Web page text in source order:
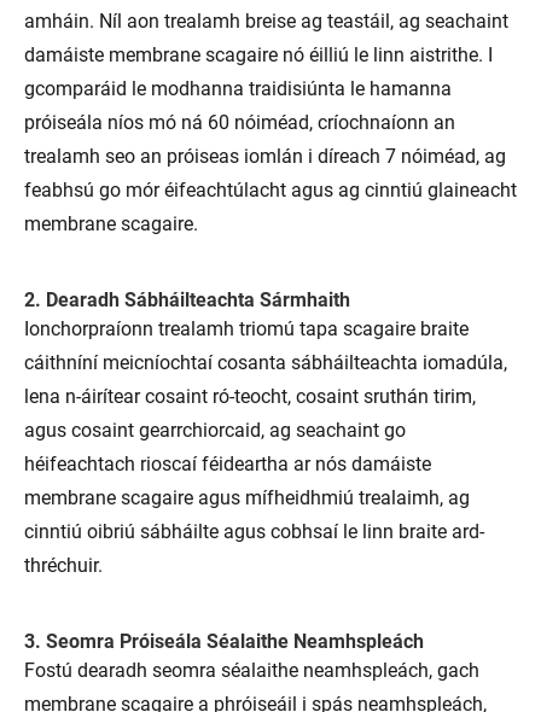
amháin. Níl aon trealamh breise ag teastáil, ag seachaint
damáiste membrane scagaire nó éilliú le linn aistrithe. I
gcomparáid le modhanna traidisiúnta le hamanna
próiseála níos mó ná 60 nóiméad, críochnaíonn an
trealamh seo an próiseas iomlán i díreach 7 nóiméad, ag
feabhsú go mór éifeachtúlacht agus ag cinntiú glaineacht
membrane scagaire.
2. Dearadh Sábháilteachta Sármhaith
Ionchorpraíonn trealamh triomú tapa scagaire braite
cáithníní meicníochtaí cosanta sábháilteachta iomadúla,
lena n-áirítear cosaint ró-teocht, cosaint sruthán tirim,
agus cosaint gearrchiorcaid, ag seachaint go
héifeachtach rioscaí féideartha ar nós damáiste
membrane scagaire agus mífheidhmiú trealaimh, ag
cinntiú oibriú sábháilte agus cobhsaí le linn braite ard-
thréchuir.
3. Seomra Próiseála Séalaithe Neamhspleách
Fostú dearadh seomra séalaithe neamhspleách, gach
membrane scagaire a phróiseáil i spás neamhspleách,